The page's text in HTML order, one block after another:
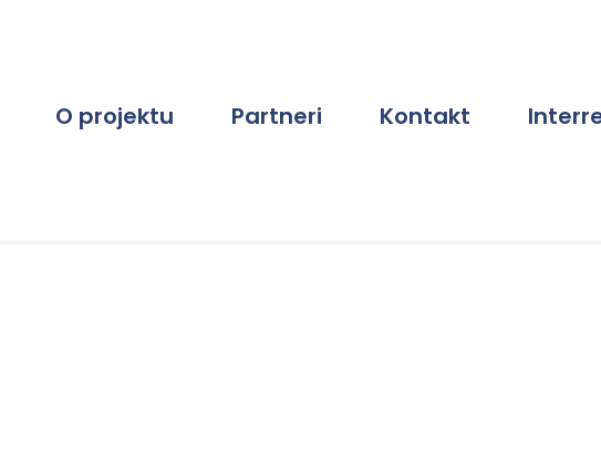
O projektu Partneri Kontakt